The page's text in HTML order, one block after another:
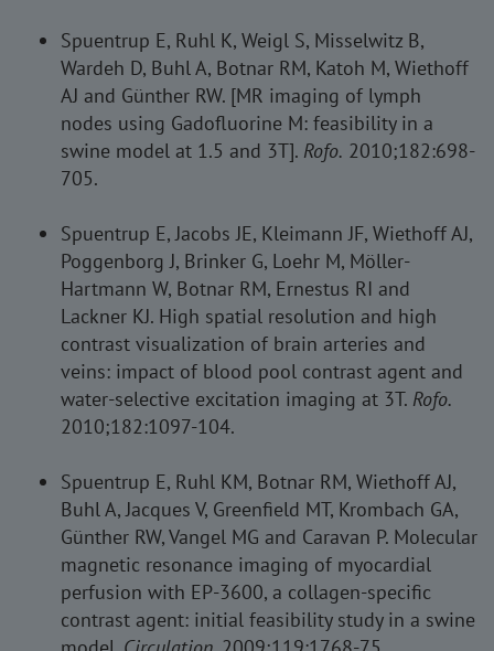
Spuentrup E, Ruhl K, Weigl S, Misselwitz B,
Wardeh D, Buhl A, Botnar RM, Katoh M, Wiethoff
AJ and Günther RW. [MR imaging of lymph
nodes using Gadofluorine M: feasibility in a
swine model at 1.5 and 3T]. Rofo. 2010;182:698-
705.
Spuentrup E, Jacobs JE, Kleimann JF, Wiethoff AJ,
Poggenborg J, Brinker G, Loehr M, Möller-
Hartmann W, Botnar RM, Ernestus RI and
Lackner KJ. High spatial resolution and high
contrast visualization of brain arteries and
veins: impact of blood pool contrast agent and
water-selective excitation imaging at 3T. Rofo.
2010;182:1097-104.
Spuentrup E, Ruhl KM, Botnar RM, Wiethoff AJ,
Buhl A, Jacques V, Greenfield MT, Krombach GA,
Günther RW, Vangel MG and Caravan P. Molecular
magnetic resonance imaging of myocardial
perfusion with EP-3600, a collagen-specific
contrast agent: initial feasibility study in a swine